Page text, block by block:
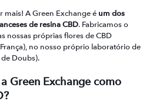
mais! A Green Exchange é um dos
de resina CBD. Fabricamos o
nossas próprias flores de CBD
no nosso próprio laboratório de
Doubs).
Green Exchange como